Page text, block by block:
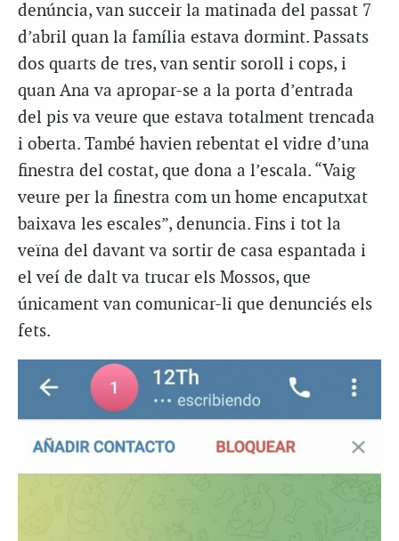
denúncia, van succeir la matinada del passat 7
d’abril quan la família estava dormint. Passats
dos quarts de tres, van sentir soroll i cops, i
quan Ana va apropar-se a la porta d’entrada
del pis va veure que estava totalment trencada
i oberta. També havien rebentat el vidre d’una
finestra del costat, que dona a l’escala. “Vaig
veure per la finestra com un home encaputxat
baixava les escales”, denuncia. Fins i tot la
veïna del davant va sortir de casa espantada i
el veí de dalt va trucar els Mossos, que
únicament van comunicar-li que denunciés els
fets.